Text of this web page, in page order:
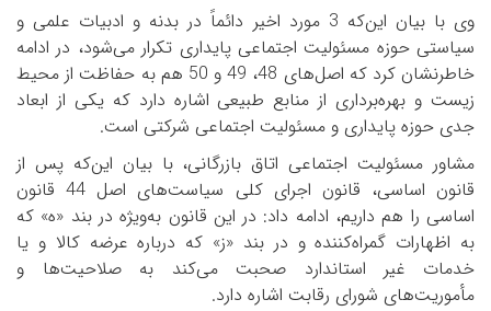
وی با بیان این‌که 3 مورد اخیر دائماً در بدنه و ادبیات علمی و
سیاستی حوزه مسئولیت اجتماعی پایداری تکرار می‌شود، در ادامه
خاطرنشان کرد که اصل‌های 48، 49 و 50 هم به حفاظت از محیط
زیست و بهره‌برداری از منابع طبیعی اشاره دارد که یکی از ابعاد
جدی حوزه پایداری و مسئولیت اجتماعی شرکتی است.
مشاور مسئولیت اجتماعی اتاق بازرگانی، با بیان این‌که پس از
قانون اساسی، قانون اجرای کلی سیاست‌های اصل 44 قانون
اساسی را هم داریم، ادامه داد: در این قانون به‌ویژه در بند «ه» که
به اظهارات گمراه‌کننده و در بند «ز» که درباره عرضه کالا و یا
خدمات غیر استاندارد صحبت می‌کند به صلاحیت‌ها و
مأموریت‌های شورای رقابت اشاره دارد.